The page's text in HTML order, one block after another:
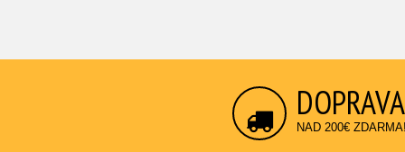
DOPRAVA
NAD 200€